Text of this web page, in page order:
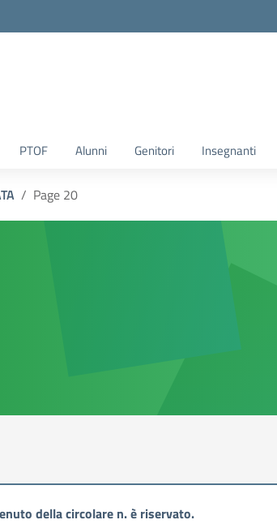
PTOF Alunni Genitori Insegnanti
Page 20
della circolare n. è riservato.